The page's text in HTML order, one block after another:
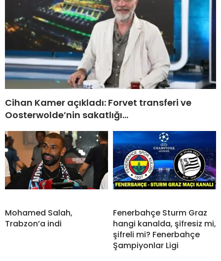
Cihan Kamer açıkladı: Forvet transferi ve
Oosterwolde’nin sakatlığı…
Mohamed Salah,
Trabzon’a indi
Fenerbahçe Sturm Graz
hangi kanalda, şifresiz mi,
şifreli mi? Fenerbahçe
Şampiyonlar Ligi